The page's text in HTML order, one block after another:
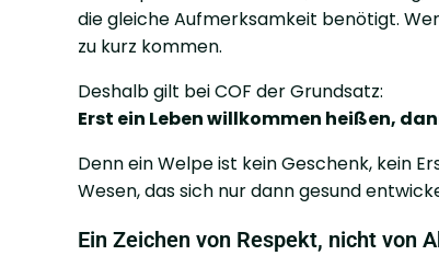
die gleiche Aufmerksamkeit benötigt.
zu kurz kommen.
Deshalb gilt bei COF der Grundsatz:
Erst ein Leben willkommen heißen,
Denn ein Welpe ist kein Geschenk, kein
Wesen, das sich nur dann gesund
Ein Zeichen von Respekt, nicht von